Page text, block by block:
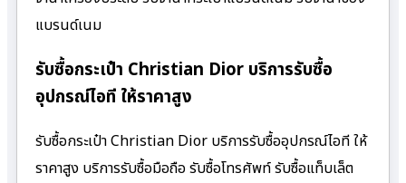
แบรนด์เนม
รับซื้อกระเป๋า Christian Dior บริการรับซื้อ
อุปกรณ์ไอที ให้ราคาสูง
รับซื้อกระเป๋า Christian Dior บริการรับซื้ออุปกรณ์ไอที ให้
ราคาสูง บริการรับซื้อมือถือ รับซื้อโทรศัพท์ รับซื้อแท็บเล็ต